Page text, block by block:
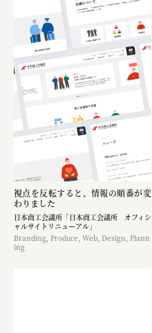
視点を反転すると、情報の順番が変
わりました
日本商工会議所「日本商工会議所 オフィシ
ャルサイトリニューアル」
Branding, Produce, Web, Design, Plann
ing